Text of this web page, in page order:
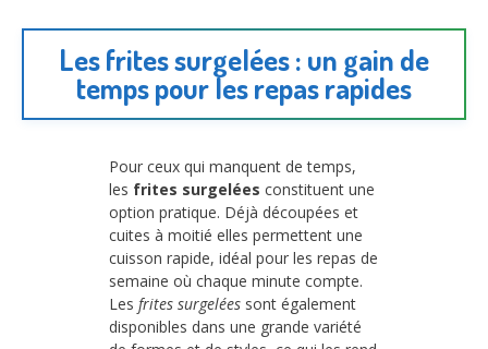
Les frites surgelées : un gain de
temps pour les repas rapides
Pour ceux qui manquent de temps,
les frites surgelées constituent une
option pratique. Déjà découpées et
cuites à moitié elles permettent une
cuisson rapide, idéal pour les repas de
semaine où chaque minute compte.
Les frites surgelées sont également
disponibles dans une grande variété